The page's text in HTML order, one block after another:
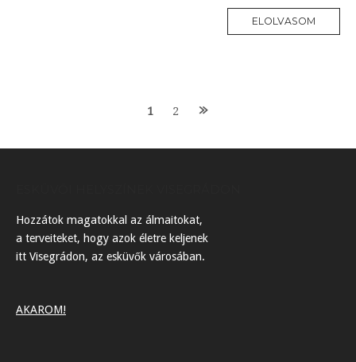
ELOLVASOM
navigation
1 2
Hozzátok magatokkal az álmaitokat,
a terveiteket, hogy azok életre keljenek
itt Visegrádon, az esküvők városában.
AKAROM!